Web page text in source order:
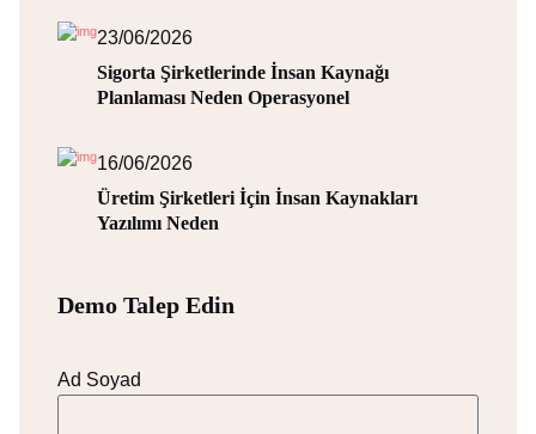
23/06/2026
Sigorta Şirketlerinde İnsan Kaynağı
Planlaması Neden Operasyonel
16/06/2026
Üretim Şirketleri İçin İnsan Kaynakları
Yazılımı Neden
Demo Talep Edin
Ad Soyad